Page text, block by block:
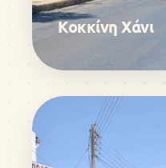
Κοκκίνη Χάνι